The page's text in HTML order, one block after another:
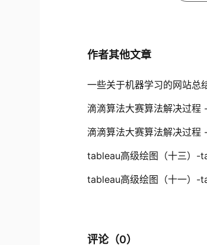
作者其他文章
一些关于机器学习的网站总
滴滴算法大赛算法解决过程
滴滴算法大赛算法解决过程
tableau高级绘图（十三）-
tableau高级绘图（十一）-
评论（0）